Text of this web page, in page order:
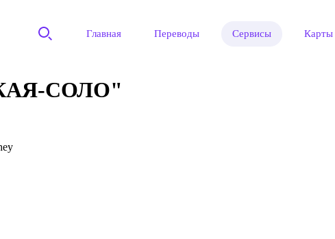
Главная Переводы Сервисы Карты
СОЛО"